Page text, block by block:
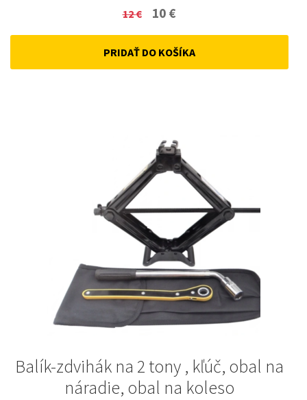
12€
Original
price
was:
10 €
price
is:
PRIDAŤ DO KOŠÍKA
Balík-zdvihák na 2 tony , kľúč, obal na
náradie, obal na koleso